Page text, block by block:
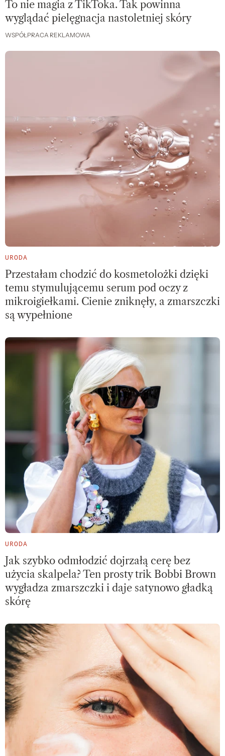
To nie magia z TikToka. Tak powinna
wyglądać pielęgnacja nastoletniej skóry
WSPÓŁPRACA REKLAMOWA
URODA
Przestałam chodzić do kosmetolożki dzięki
temu stymulującemu serum pod oczy z
mikroigiełkami. Cienie zniknęły, a zmarszczki
są wypełnione
URODA
Jak szybko odmłodzić dojrzałą cerę bez
użycia skalpela? Ten prosty trik Bobbi Brown
wygładza zmarszczki i daje satynowo gładką
skórę